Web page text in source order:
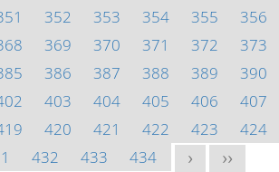
352 353 354 355 356
369 370 371 372 373
386 387 388 389 390
403 404 405 406 407
420 421 422 423 424
432 433 434 > >>